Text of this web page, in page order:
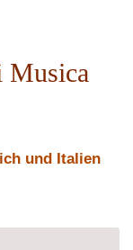
Musica
und Italien